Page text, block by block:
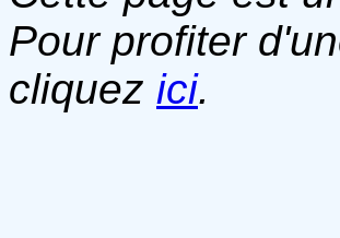
Pour profiter
cliquez ici.